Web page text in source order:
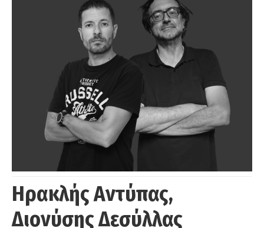
Ηρακλής Αντύπας,
Διονύσης Δεσύλλας